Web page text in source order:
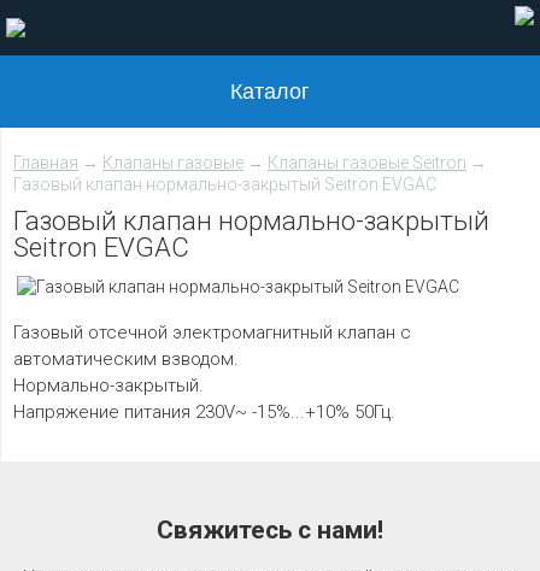
Каталог
Главная → Клапаны газовые → Клапаны газовые Seitron →
Газовый клапан нормально-закрытый Seitron EVGAC
Газовый клапан нормально-закрытый
Seitron EVGAC
Газовый отсечной электромагнитный клапан с
автоматическим взводом.
Нормально-закрытый.
Напряжение питания 230V~ -15%...+10% 50Гц.
Свяжитесь с нами!